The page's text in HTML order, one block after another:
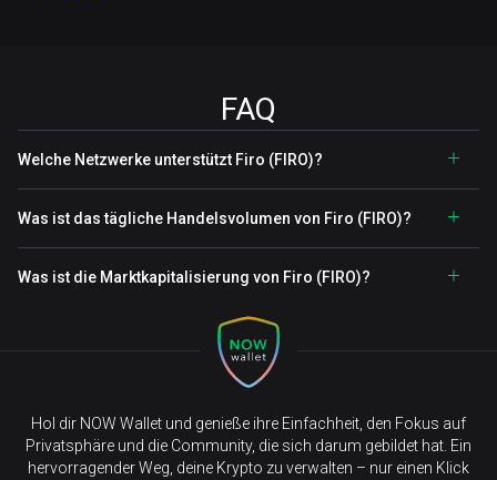
FAQ
Welche Netzwerke unterstützt Firo (FIRO)?
Was ist das tägliche Handelsvolumen von Firo (FIRO)?
Was ist die Marktkapitalisierung von Firo (FIRO)?
Hol dir NOW Wallet und genieße ihre Einfachheit, den Fokus auf
Privatsphäre und die Community, die sich darum gebildet hat. Ein
hervorragender Weg, deine Krypto zu verwalten – nur einen Klick